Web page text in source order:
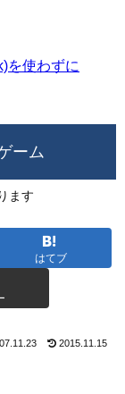
を使わずに
ーム
ます
はてブ
2015.11.15